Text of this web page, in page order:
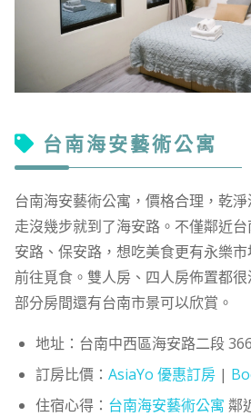
台南海安藝術公寓
台南海安藝術公寓，價格合理，乾
走沒幾步就到了海安路。不僅鄰近
安路、保安路，想吃美食更有永樂
前往覓食。雙人房、四人房佈置都
部分房間還有台南市景可以欣賞。
地址：台南中西區海安路二段
訂房比價： AsiaYo 優惠訂房|
住宿心得： 台南海安藝術公寓 鄰